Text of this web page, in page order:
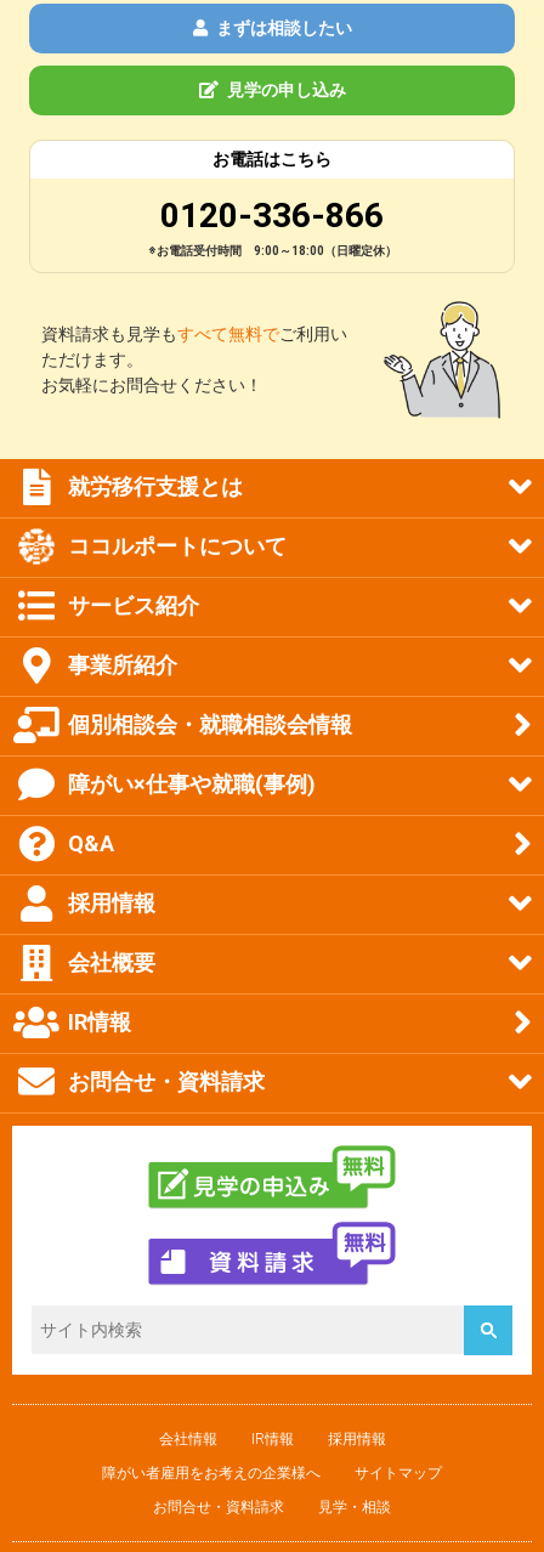
まずは相談したい
見学の申し込み
お電話はこちら
0120-336-866
※お電話受付時間 9:00～18:00（日曜定休）
資料請求も見学もすべて無料でご利用い
ただけます。
お気軽にお問合せください！
就労移行支援とは
ココルポートについて
サービス紹介
事業所紹介
個別相談会・就職相談会情報
障がい×仕事や就職(事例)
Q&A
採用情報
会社概要
IR情報
お問合せ・資料請求
会社情報 IR情報
採用情報
障がい者雇用をお考えの企業様へ
サイトマップ
お問合せ・資料請求
見学・相談